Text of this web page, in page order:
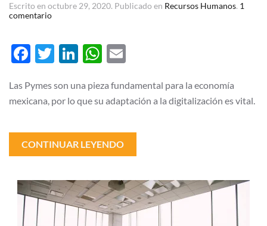
Escrito en octubre 29, 2020. Publicado en Recursos Humanos. 1
comentarioen
para
la
digitalización
Pymes
Facebook
Twitter
LinkedIn
WhatsApp
Las Pymes son una pieza fundamental para la economía
mexicana, por lo que su adaptación a la digitalización es vital.
CONTINUAR LEYENDO